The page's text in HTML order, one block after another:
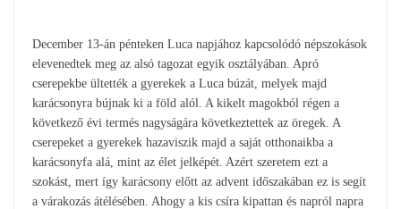
December 13-án pénteken Luca napjához kapcsolódó népszokások
elevenedtek meg az alsó tagozat egyik osztályában. Apró
cserepekbe ültették a gyerekek a Luca búzát, melyek majd
karácsonyra bújnak ki a föld alól. A kikelt magokból régen a
következő évi termés nagyságára következtettek az öregek. A
cserepeket a gyerekek hazaviszik majd a saját otthonaikba a
karácsonyfa alá, mint az élet jelképét. Azért szeretem ezt a
szokást, mert így karácsony előtt az advent időszakában ez is segít
a várakozás átélésében. Ahogy a kis csíra kipattan és napról napra